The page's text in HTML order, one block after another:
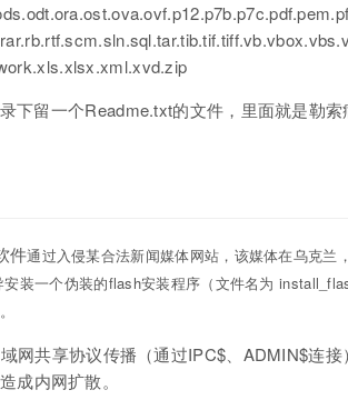
下留一个Readme.txt的文件，里面就是勒
件通过入侵某合法新闻媒体网站 ，该媒体在乌克兰
装一个伪装的flash安装程序（文件名为
网共享协议传播（通过IPC$、ADMIN$连
成内网扩散。